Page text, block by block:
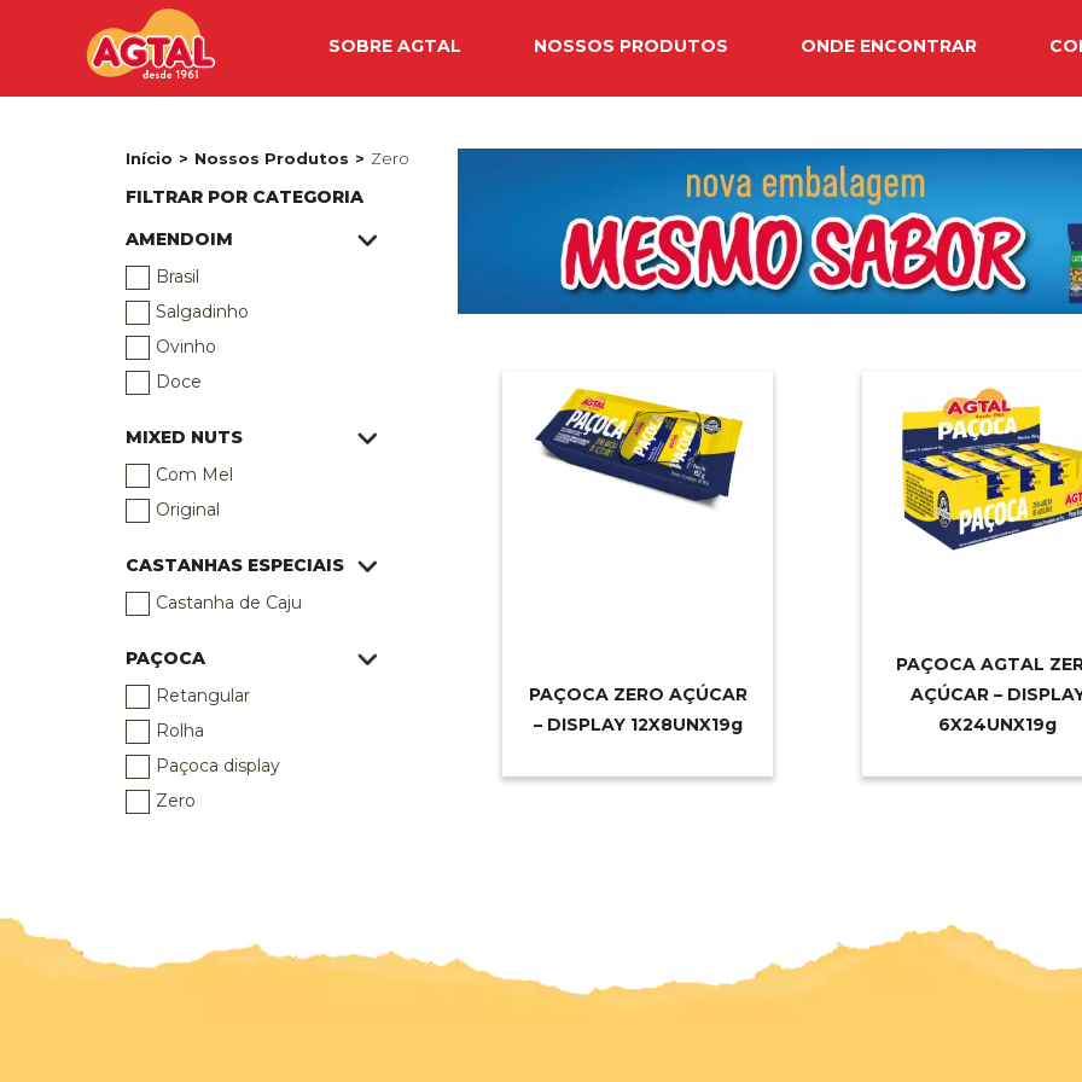
SOBRE AGTAL NOSSOS PRODUTOS ONDE ENCONTRAR
Início Nossos Produtos Zero
FILTRAR POR CATEGORIA
AMENDOIM
Brasil
Salgadinho
Ovinho
Doce
MIXED NUTS
Com Mel
Original
CASTANHAS ESPECIAIS
Castanha de Caju
PAÇOCA
Retangular
Rolha
Paçoca display
Zero
PAÇOCA ZERO AÇÚCAR
– DISPLAY 12X8UNX19g
PAÇOCA AGTAL
AÇÚCAR –
6X24UNX19g